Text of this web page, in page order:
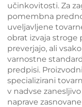
učinkovitosti. Za
pomembna
uveljavljene
obrat izvaja stroge
preverjajo, ali
varnostne
predpisi.
specializirani
v nadvse
naprave